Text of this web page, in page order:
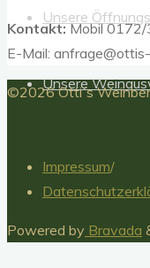
Unsere
Unsere
Kontakt:Mobil
E-Mail:
Nach
©2026 Otti´s
Impressum/
Powered by Bravada